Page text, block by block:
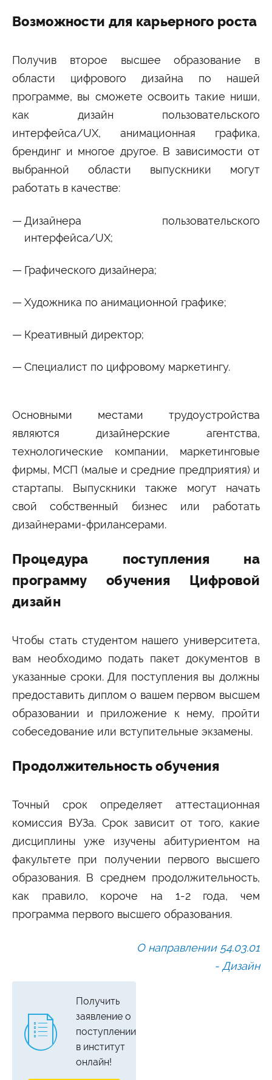
Возможности для карьерного роста
Получив второе высшее образование в
области цифрового дизайна по нашей
программе, вы сможете освоить такие ниши,
как дизайн пользовательского
интерфейса/UX, анимационная графика,
брендинг и многое другое. В зависимости от
выбранной области выпускники могут
работать в качестве:
Дизайнера пользовательского
интерфейса/UX;
Графического дизайнера;
Художника по анимационной графике;
Креативный директор;
Специалист по цифровому маркетингу.
Основными местами трудоустройства
являются дизайнерские агентства,
технологические компании, маркетинговые
фирмы, МСП (малые и средние предприятия) и
стартапы. Выпускники также могут начать
свой собственный бизнес или работать
дизайнерами-фрилансерами.
Процедура поступления на
программу обучения Цифровой
дизайн
Чтобы стать студентом нашего университета,
вам необходимо подать пакет документов в
указанные сроки. Для поступления вы должны
предоставить диплом о вашем первом высшем
образовании и приложение к нему, пройти
собеседование или вступительные экзамены.
Продолжительность обучения
Точный срок определяет аттестационная
комиссия ВУЗа. Срок зависит от того, какие
дисциплины уже изучены абитуриентом на
факультете при получении первого высшего
образования. В среднем продолжительность,
как правило, короче на 1-2 года, чем
программа первого высшего образования.
О направлении 54.03.01
- Дизайн
Получить
заявление о
поступлении
в институт
онлайн!